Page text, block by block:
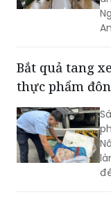
Bắt quả tang
thực phẩm